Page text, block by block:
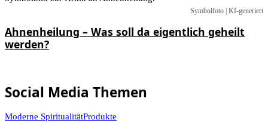
Symbolfoto | KI-generiert
Ahnenheilung – Was soll da eigentlich geheilt
werden?
Social Media Themen
Moderne SpiritualitätProdukte